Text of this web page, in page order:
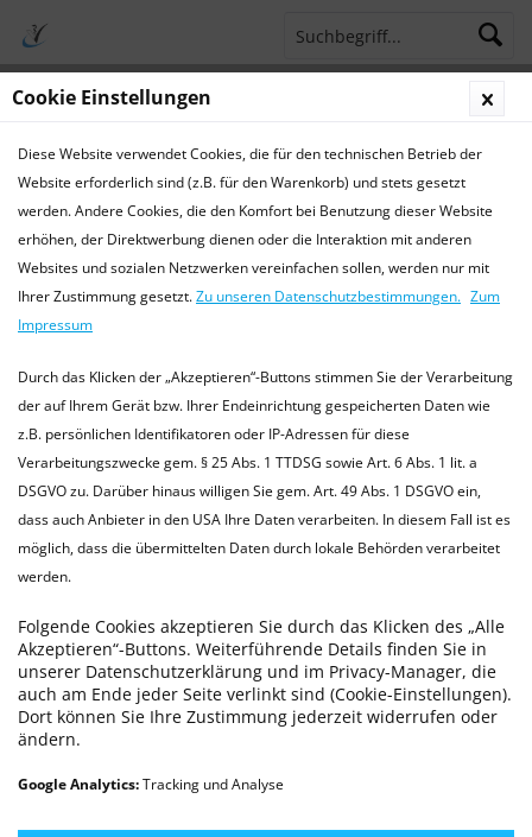
Terminsprechstunde Service Hotline 04421 773770
BARFEN
BARFEN
Dr. med. vet. Ralf Michling 22.12.16 00:00 0 Kommentare
den Menschen durch Hunde, die mit rohem Fleisch
ernährt werden, wird deutlich unterschätzt.
In Haushalten mit Kindern, schwangeren, alten oder durch
Krankheit geschwächten Personen sollte aufgrund von
werden. Als konkrete Gefahr werden unter anderem
Cookie Einstellungen
Diese Website verwendet Cookies, die für den technischen Betrieb der
Website erforderlich sind (z.B. für den Warenkorb) und stets gesetzt
werden. Andere Cookies, die den Komfort bei Benutzung dieser Website
erhöhen, der Direktwerbung dienen oder die Interaktion mit anderen
Websites und sozialen Netzwerken vereinfachen sollen, werden nur mit
Ihrer Zustimmung gesetzt.Zu unseren Datenschutzbestimmungen. Zum
Impressum
Durch das Klicken der „Akzeptieren“-Buttons stimmen Sie der Verarbeitung
der auf Ihrem Gerät bzw. Ihrer Endeinrichtung gespeicherten Daten wie
z.B. persönlichen Identifikatoren oder IP-Adressen für diese
Verarbeitungszwecke gem. § 25 Abs. 1 TTDSG sowie Art. 6 Abs. 1 lit. a
DSGVO zu. Darüber hinaus willigen Sie gem. Art. 49 Abs. 1 DSGVO ein,
dass auch Anbieter in den USA Ihre Daten verarbeiten. In diesem Fall ist es
möglich, dass die übermittelten Daten durch lokale Behörden verarbeitet
werden.
Folgende Cookies akzeptieren Sie durch das Klicken des „Alle
Akzeptieren“-Buttons. Weiterführende Details finden Sie in
unserer Datenschutzerklärung und im Privacy-Manager, die
auch am Ende jeder Seite verlinkt sind (Cookie-Einstellungen).
Dort können Sie Ihre Zustimmung jederzeit widerrufen oder
ändern.
Google Analytics:Tracking und Analyse